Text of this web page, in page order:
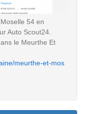
54 en
Auto Scout24.
le Meurthe Et
meurthe-et-mos